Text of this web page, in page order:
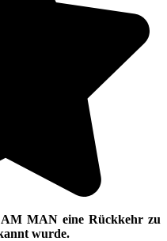
MAN eine Rückkehr zu
wurde.